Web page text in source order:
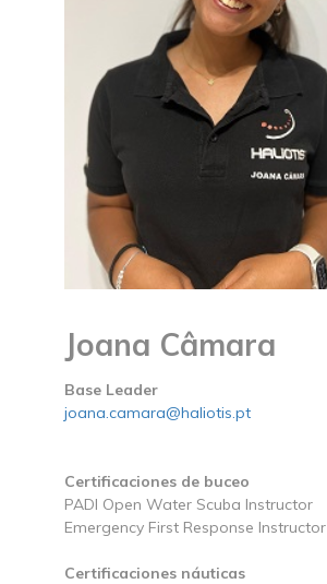
Joana Câmara
Base Leader
joana.camara@haliotis.pt
Certificaciones de buceo
PADI Open Water Scuba Instructor
Emergency First Response Instructor
Certificaciones náuticas